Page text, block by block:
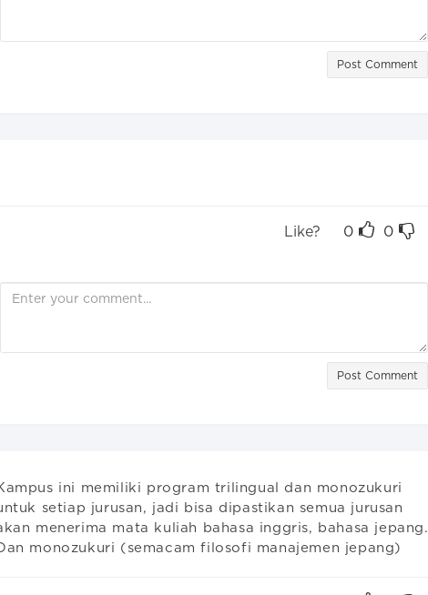
Post Comment
Like? 0 0
Post Comment
ini memiliki program trilingual dan monozukuri
setiap jurusan, jadi bisa dipastikan semua jurusan
menerima mata kuliah bahasa inggris, bahasa jepang.
monozukuri (semacam filosofi manajemen jepang)